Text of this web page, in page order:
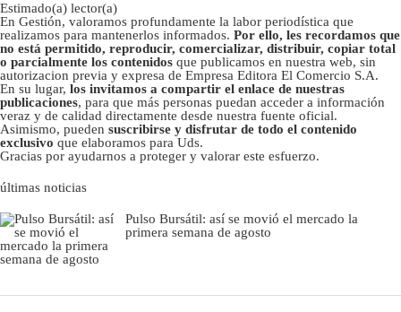
Estimado(a) lector(a)
En Gestión, valoramos profundamente la labor periodística que
realizamos para mantenerlos informados. Por ello, les recordamos que
no está permitido, reproducir, comercializar, distribuir, copiar total
o parcialmente los contenidos que publicamos en nuestra web, sin
autorizacion previa y expresa de Empresa Editora El Comercio S.A.
En su lugar, los invitamos a compartir el enlace de nuestras
publicaciones, para que más personas puedan acceder a información
veraz y de calidad directamente desde nuestra fuente oficial.
Asimismo, pueden suscribirse y disfrutar de todo el contenido
exclusivo que elaboramos para Uds.
Gracias por ayudarnos a proteger y valorar este esfuerzo.
últimas noticias
Pulso Bursátil: así se movió el mercado la
primera semana de agosto